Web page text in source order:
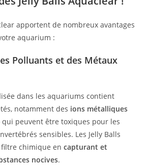
apportent de nombreux avantages
aquarium :
Polluants et des Métaux
dans les aquariums contient
notamment des ions métalliques
qui peuvent être toxiques pour les
sensibles. Les Jelly Balls
filtre chimique encapturant et
nocives.